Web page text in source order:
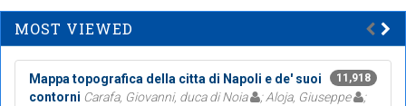
MOST VIEWED
11,918
Mappa topografica della citta di Napoli e de' suoi
contorni Carafa, Giovanni, duca di Noia ; Aloja, Giuseppe
;